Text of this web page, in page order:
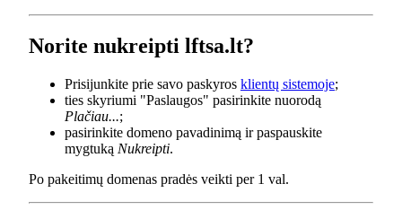
Norite nukreipti lftsa.lt?
Prisijunkite prie savo paskyros klientų sistemoje;
ties skyriumi "Paslaugos" pasirinkite nuorodą
Plačiau...;
pasirinkite domeno pavadinimą ir paspauskite
mygtuką Nukreipti.
Po pakeitimų domenas pradės veikti per 1 val.